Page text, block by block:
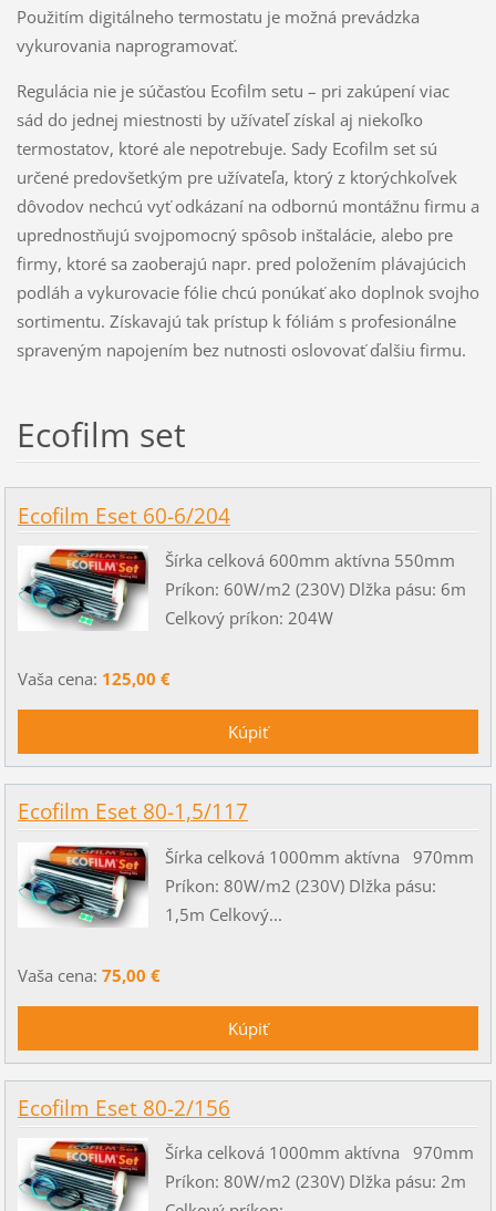
Použitím digitálneho termostatu je možná prevádzka
vykurovania naprogramovať.
Regulácia nie je súčasťou Ecofilm setu – pri zakúpení viac
sád do jednej miestnosti by užívateľ získal aj niekoľko
termostatov, ktoré ale nepotrebuje. Sady Ecofilm set sú
určené predovšetkým pre užívateľa, ktorý z ktorýchkoľvek
dôvodov nechcú vyť odkázaní na odbornú montážnu firmu a
uprednostňujú svojpomocný spôsob inštalácie, alebo pre
firmy, ktoré sa zaoberajú napr. pred položením plávajúcich
podláh a vykurovacie fólie chcú ponúkať ako doplnok svojho
sortimentu. Získavajú tak prístup k fóliám s profesionálne
spraveným napojením bez nutnosti oslovovať ďalšiu firmu.
Ecofilm set
Ecofilm Eset 60-6/204
Šírka celková 600mm aktívna 550mm
Príkon: 60W/m2 (230V) Dlžka pásu: 6m
Celkový príkon: 204W
Vaša cena: 125,00 €
Ecofilm Eset 80-1,5/117
Šírka celková 1000mm aktívna 970mm
Príkon: 80W/m2 (230V) Dlžka pásu:
1,5m Celkový...
Vaša cena: 75,00 €
Ecofilm Eset 80-2/156
Šírka celková 1000mm aktívna 970mm
Príkon: 80W/m2 (230V) Dlžka pásu: 2m